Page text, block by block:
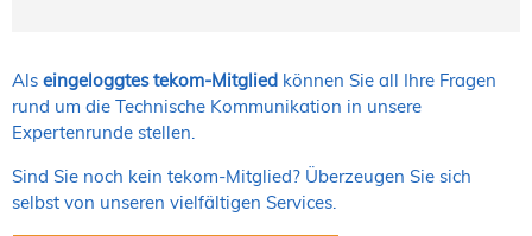
Als eingeloggtes tekom-Mitglied können Sie all Ihre Fragen
rund um die Technische Kommunikation in unsere
Expertenrunde stellen.
Sind Sie noch kein tekom-Mitglied? Überzeugen Sie sich
selbst von unseren vielfältigen Services.